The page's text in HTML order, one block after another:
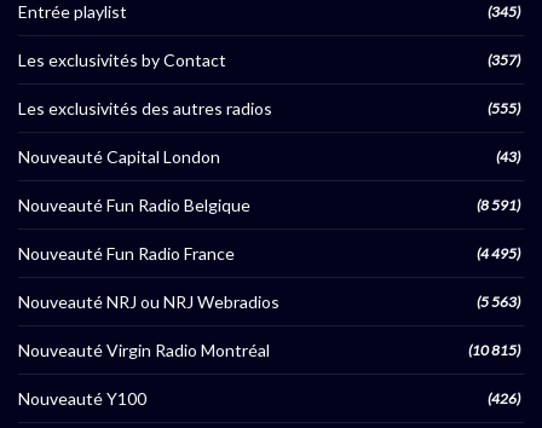
Entrée playlist (345)
Les exclusivités by Contact (357)
Les exclusivités des autres radios (555)
Nouveauté Capital London (43)
Nouveauté Fun Radio Belgique (8 591)
Nouveauté Fun Radio France (4 495)
Nouveauté NRJ ou NRJ Webradios (5 563)
Nouveauté Virgin Radio Montréal (10 815)
Nouveauté Y100 (426)